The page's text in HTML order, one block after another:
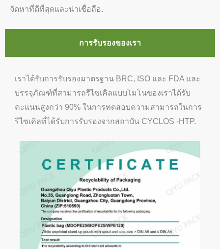
จัดหาที่ดีที่สุดและน่าเชื่อถือ.
การรับรองของเรา
เราได้รับการรับรองมาตรฐาน BRC, ISO และ FDA และ
บรรจุภัณฑ์ที่สามารถรีไซเคิลแบบโมโนของเราได้รับ
คะแนนสูงกว่า 90% ในการทดสอบความสามารถในการ
รีไซเคิลที่ได้รับการรับรองจากสถาบัน CYCLOS -HTP.